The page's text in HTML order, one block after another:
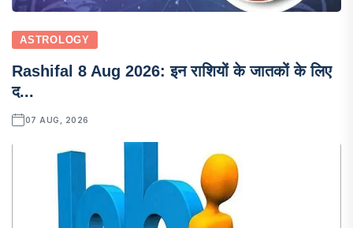
ASTROLOGY
Rashifal 8 Aug 2026: इन राशियों के जातकों के लिए
द...
07 AUG, 2026